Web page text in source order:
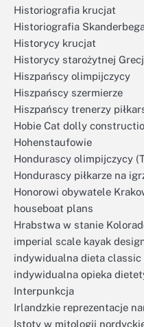
Historiografia krucjat
Historiografia
Historycy krucjat
Historycy starożytnej
Hiszpańscy olimpijczycy
Hiszpańscy szermierze
Hiszpańscy trenerzy
Hobie Cat dolly
Hohenstaufowie
Hondurascy olimpijczycy
Hondurascy piłkarze na
Honorowi obywatele
houseboat plans
Hrabstwa w stanie
imperial scale kayak
indywidualna dieta classic
indywidualna opieka
Interpunkcja
Irlandzkie reprezentacje
Istoty w mitologii